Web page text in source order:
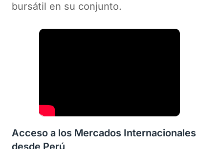
bursátil en su conjunto.
Acceso a los Mercados Internacionales
desde Perú